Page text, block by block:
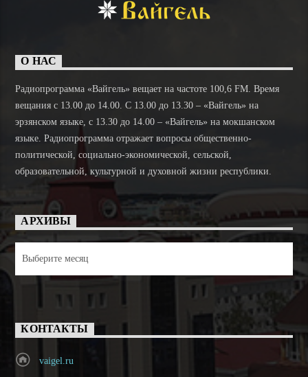
О НАС
Радиопрограмма «Вайгель» вещает на частоте 100,6 FM. Время
вещания с 13.00 до 14.00. C 13.00 до 13.30 – «Вайгель» на
эрзянском языке, с 13.30 до 14.00 – «Вайгель» на мокшанском
языке. Радиопрограмма отражает вопросы общественно-
политической, социально-экономической, сельской,
образовательной, культурной и духовной жизни республики.
АРХИВЫ
КОНТАКТЫ
vaigel.ru